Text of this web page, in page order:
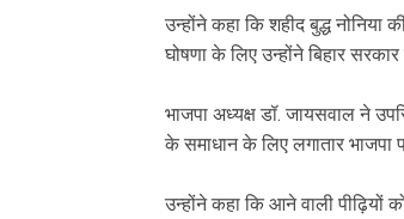
उन्होंने कहा कि शहीद बुद्ध नोनिया
घोषणा के लिए उन्होंने बिहार
भाजपा अध्यक्ष डॉ. जायसवाल ने
के समाधान के लिए लगातार
उन्होंने कहा कि आने वाली पीढ़ियों